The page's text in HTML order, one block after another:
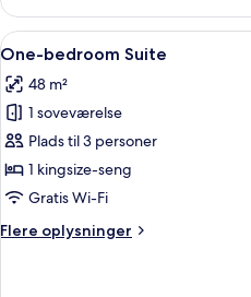
Access
Deluxe
Indlæs
alle
billeder
af
One-
bedroom
Suite
5
One-bedroom Suite
48 m²
1 soveværelse
Plads til 3 personer
1 kingsize-seng
Gratis Wi-Fi
Flere oplysninger
Flere